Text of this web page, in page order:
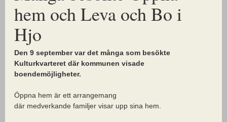
hem och Leva och Bo i
Hjo
Den 9 september var det många som besökte
Kulturkvarteret där kommunen visade
boendemöjligheter.
Öppna hem är ett arrangemang
där medverkande familjer visar upp sina hem.